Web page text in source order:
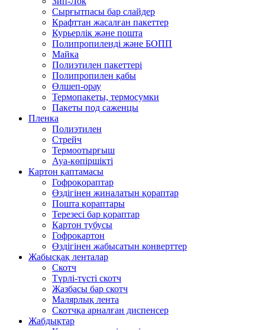
Сырғытпасы бар слайдер
Крафттан жасалған пакеттер
Курьерлік және пошта
Полипропиленді және БОПП
Майка
Полиэтилен пакеттері
Полипропилен қабы
Өлшеп-орау
Термопакеты, термосумки
Пакеты под саженцы
Пленка
Полиэтилен
Стрейч
Термоотырғыш
Ауа-көпіршікті
Картон қаптамасы
Гофроқораптар
Өздігінен жиналатын қораптар
Пошта қораптары
Терезесі бар қораптар
Картон тубусы
Гофрокартон
Өздігінен жабысатын конверттер
Жабысқақ ленталар
Скотч
Түрлі-түсті скотч
Жазбасы бар скотч
Малярлық лента
Скотчқа арналған диспенсер
Жабдықтар